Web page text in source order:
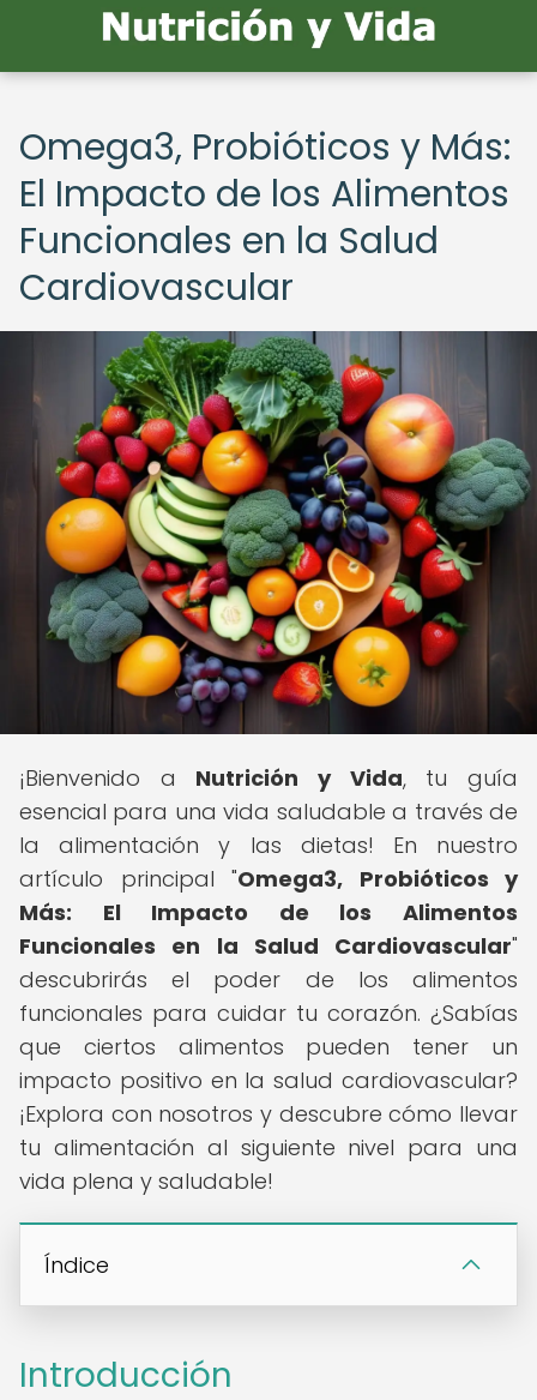
Omega3, Probióticos y Más:
El Impacto de los Alimentos
Funcionales en la Salud
Cardiovascular
¡Bienvenido a Nutrición y Vida, tu guía
esencial para una vida saludable a través de
la alimentación y las dietas! En nuestro
artículo principal "Omega3, Probióticos y
Más: El Impacto de los Alimentos
Funcionales en la Salud Cardiovascular"
descubrirás el poder de los alimentos
funcionales para cuidar tu corazón. ¿Sabías
que ciertos alimentos pueden tener un
impacto positivo en la salud cardiovascular?
¡Explora con nosotros y descubre cómo llevar
tu alimentación al siguiente nivel para una
vida plena y saludable!
Índice
Introducción